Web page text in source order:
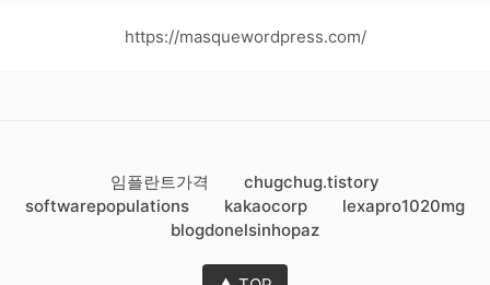
https://masquewordpress.com/
임플란트가격
chugchug.tistory
softwarepopulations
kakaocorp
lexapro1020mg
blogdonelsinhopaz